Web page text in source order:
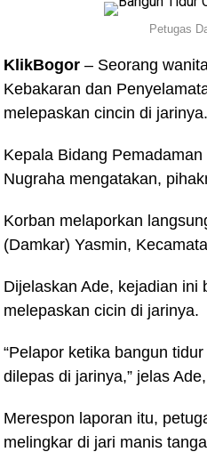
Petugas
KlikBogor – Seorang
Kebakaran dan
melepaskan cincin di jarinya.
Kepala Bidang
Nugraha mengatakan,
Korban melaporkan
(Damkar) Yasmin,
Dijelaskan Ade, kejadian ini
melepaskan cicin di jarinya.
“Pelapor ketika bangun
dilepas di jarinya,” jelas
Merespon laporan itu,
melingkar di jari manis